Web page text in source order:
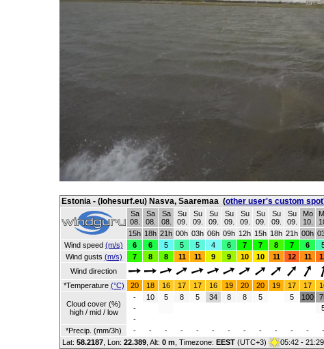
Estonia - (lohesurf.eu) Nasva, Saaremaa (other user's custom spot
Sa
08.
Sa
08.
Sa
08.
Su
09.
Su
09.
Su
09.
Su
09.
Su
09.
Su
09.
Su
09.
Su
09.
Mo
10.
15h 18h 21h 00h 03h 06h 09h 12h 15h 18h 21h 00h
Wind speed (m/s) 6 6 5 5 5 4 6 7 7 8 7 6
Wind gusts (m/s) 7 8 8 11 11 9 9 10 10 11 12 11
Wind direction
*Temperature (°C) 20 18 16 17 17 16 19 20 20 19 17 17
Cloud cover (%)
high / mid / low
-
-
-
10 5 8 5 34 8 8 5 5 100
*Precip. (mm/3h) - - - - - - - - - - - - -
Lat: 58.2187 , Lon: 22.389 Alt: 0 m , Timezone: EEST (UTC+3) 05:42 - 21:29